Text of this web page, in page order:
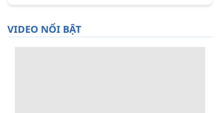
VIDEO NỔI BẬT